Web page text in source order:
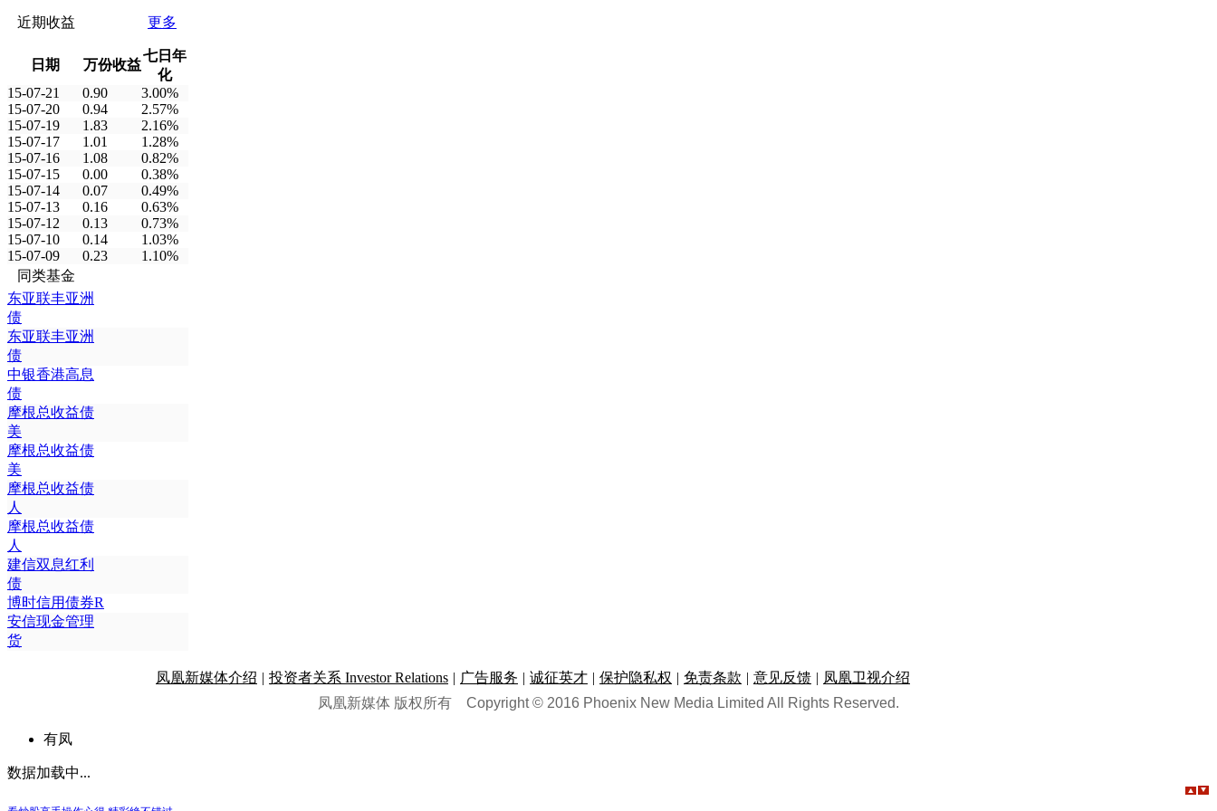
近期收益 更多
日期 万份收益
七日年
化
15-07-21
0.90
3.00%
15-07-20
0.94
2.57%
15-07-19
1.83
2.16%
15-07-17
1.01
1.28%
15-07-16
1.08
0.82%
15-07-15
0.00
0.38%
15-07-14
0.07
0.49%
15-07-13
0.16
0.63%
15-07-12
0.13
0.73%
15-07-10
0.14
1.03%
15-07-09
0.23
1.10%
同类基金
东亚联丰亚洲
债
东亚联丰亚洲
债
中银香港高息
债
摩根总收益债
美
摩根总收益债
美
摩根总收益债
人
摩根总收益债
人
建信双息红利
债
博时信用债券R
安信现金管理
货
凤凰新媒体介绍 | 投资者关系 Investor Relations | 广告服务 | 诚征英才 | 保护隐私权 | 免责条款 | 意见反馈 | 凤凰卫视介绍
凤凰新媒体 版权所有 Copyright © 2016 Phoenix New Media Limited All Rights Reserved.
有凤
数据加载中...